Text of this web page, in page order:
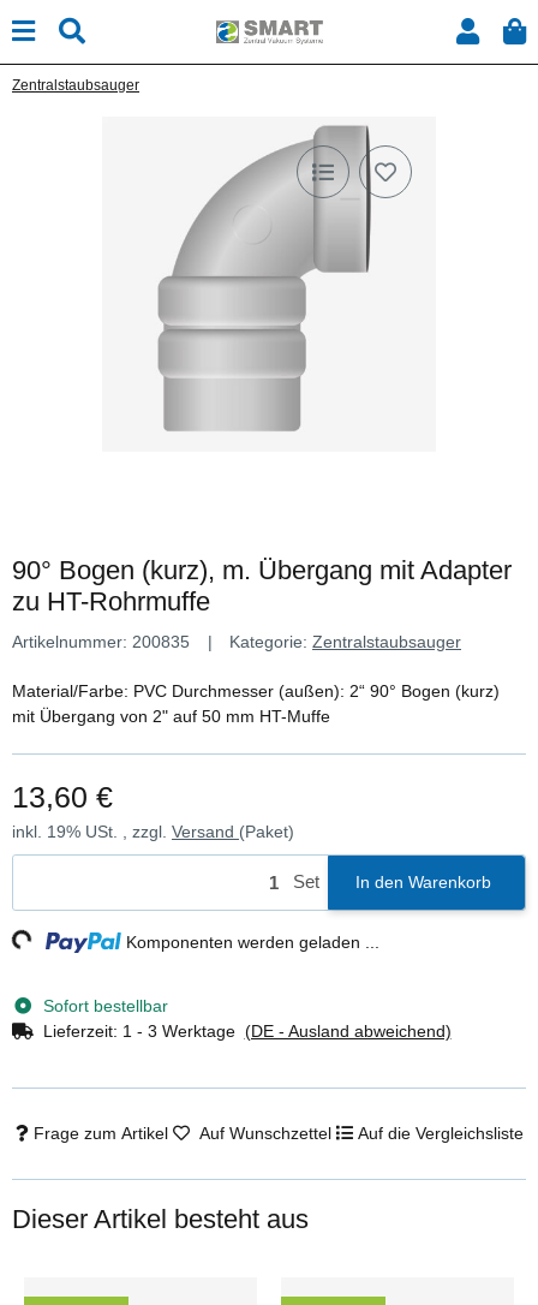
Zentralstaubsauger
90° Bogen (kurz), m. Übergang mit Adapter
zu HT-Rohrmuffe
Artikelnummer: 200835 Kategorie: Zentralstaubsauger
Material/Farbe: PVC Durchmesser (außen): 2“ 90° Bogen (kurz)
mit Übergang von 2" auf 50 mm HT-Muffe
13,60 €
inkl. 19% USt. , zzgl. Versand (Paket)
Set In den Warenkorb
Komponenten werden geladen ...
Sofort bestellbar
Lieferzeit: 1 - 3 Werktage (DE - Ausland abweichend)
Frage zum Artikel Auf Wunschzettel Auf die Vergleichsliste
Dieser Artikel besteht aus